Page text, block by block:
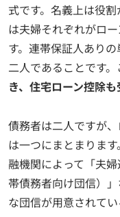
式です。名義上は役
は夫婦それぞれがロ
す。連帯保証人あり
二人であることです。
き、住宅ローン控除も
債務者は二人ですが
は一つにまとまりま
融機関によって「夫
帯債務者向け団信）
な団信が用意されてい